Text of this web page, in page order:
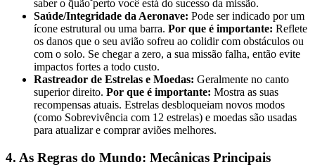
saber o quão perto você está do sucesso da missão.
Saúde/Integridade da Aeronave: Pode ser indicado por um
ícone estrutural ou uma barra. Por que é importante: Reflete
os danos que o seu avião sofreu ao colidir com obstáculos ou
com o solo. Se chegar a zero, a sua missão falha, então evite
impactos fortes a todo custo.
Rastreador de Estrelas e Moedas: Geralmente no canto
superior direito. Por que é importante: Mostra as suas
recompensas atuais. Estrelas desbloqueiam novos modos
(como Sobrevivência com 12 estrelas) e moedas são usadas
para atualizar e comprar aviões melhores.
4. As Regras do Mundo: Mecânicas Principais